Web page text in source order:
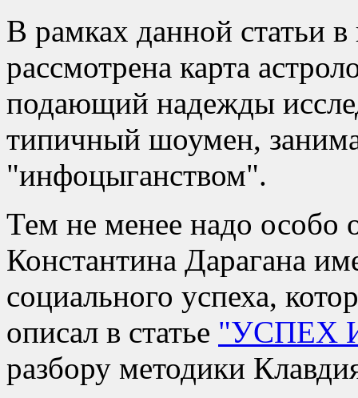
В рамках данной статьи в
рассмотрена карта
подающий надежды
типичный шоумен,
инфоцыганством .
Тем не менее надо особо
Константина Дарагана
социального успеха,
описал в статье
УСПЕХ
разбору методики